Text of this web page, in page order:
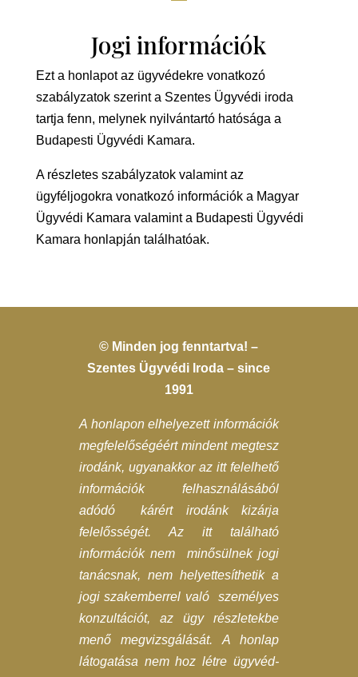
Jogi információk
Ezt a honlapot az ügyvédekre vonatkozó
szabályzatok szerint a Szentes Ügyvédi iroda
tartja fenn, melynek nyilvántartó hatósága a
Budapesti Ügyvédi Kamara.
A részletes szabályzatok valamint az
ügyféljogokra vonatkozó információk a Magyar
Ügyvédi Kamara valamint a Budapesti Ügyvédi
Kamara honlapján találhatóak.
© Minden jog fenntartva! –
Szentes Ügyvédi Iroda – since
1991
A honlapon elhelyezett információk
megfelelőségéért mindent megtesz
irodánk, ugyanakkor az itt felelhető
információk felhasználásából
adódó kárért irodánk kizárja
felelősségét. Az itt található
információk nem minősülnek jogi
tanácsnak, nem helyettesíthetik a
jogi szakemberrel való személyes
konzultációt, az ügy részletekbe
menő megvizsgálását. A honlap
látogatása nem hoz létre ügyvéd-